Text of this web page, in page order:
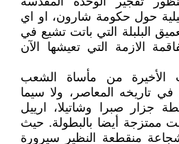
حول حكومة شارون، او اي
البلبلة التي باتت تشيع في
الازمة التي تعيشها الآن
من مأساة الشعب
تاريخه المعاصر، ولا سيما
جزار صبرا وشاتيلا، ارييل
ممتزجة أيضا بالبطولة. حيث
منقطعة النظير سيرورة